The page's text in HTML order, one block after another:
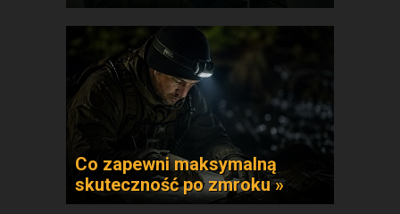
Co zapewni maksymalną
skuteczność po zmroku »